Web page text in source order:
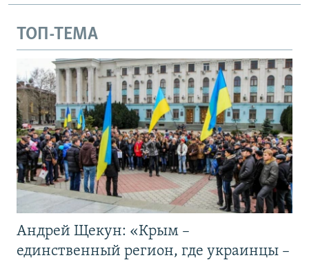
ТОП-ТЕМА
Андрей Щекун: «Крым –
единственный регион, где украинцы –